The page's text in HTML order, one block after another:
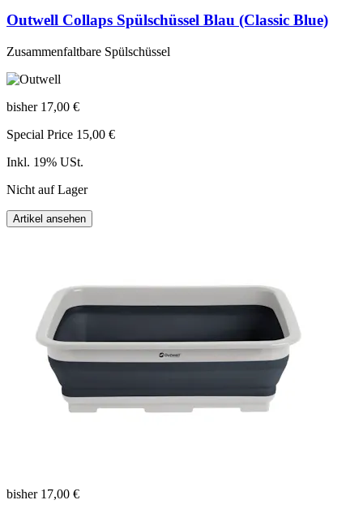
Outwell Collaps Spülschüssel Blau (Classic Blue)
Zusammenfaltbare Spülschüssel
bisher 17,00 €
Special Price 15,00 €
Inkl. 19% USt.
Nicht auf Lager
Artikel ansehen
bisher 17,00 €